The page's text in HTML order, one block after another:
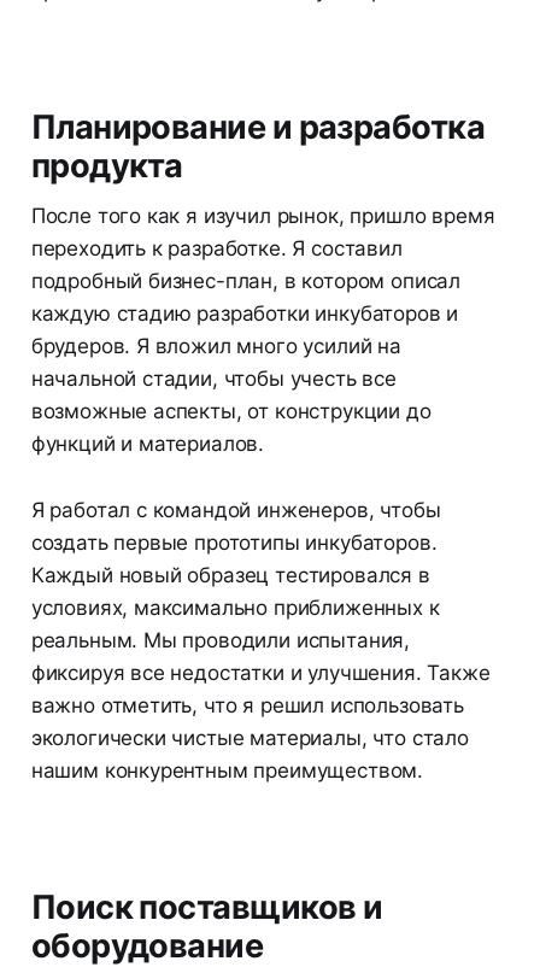
Планирование и разработка
продукта
После того как я изучил рынок, пришло время
переходить к разработке. Я составил
подробный бизнес-план, в котором описал
каждую стадию разработки инкубаторов и
брудеров. Я вложил много усилий на
начальной стадии, чтобы учесть все
возможные аспекты, от конструкции до
функций и материалов.
Я работал с командой инженеров, чтобы
создать первые прототипы инкубаторов.
Каждый новый образец тестировался в
условиях, максимально приближенных к
реальным. Мы проводили испытания,
фиксируя все недостатки и улучшения. Также
важно отметить, что я решил использовать
экологически чистые материалы, что стало
нашим конкурентным преимуществом.
Поиск поставщиков и
оборудование